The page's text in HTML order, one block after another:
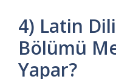
4) Latin
Bölümü
Yapar?